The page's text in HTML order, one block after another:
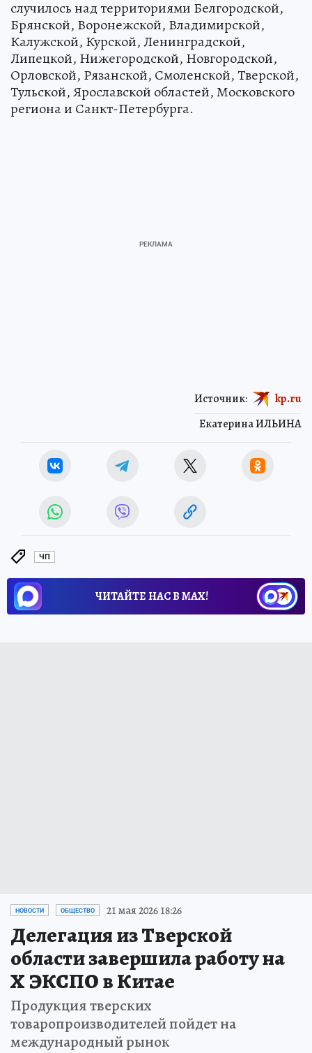
случилось над территориями Белгородской,
Брянской, Воронежской, Владимирской,
Калужской, Курской, Ленинградской,
Липецкой, Нижегородской, Новгородской,
Орловской, Рязанской, Смоленской, Тверской,
Тульской, Ярославской областей, Московского
региона и Санкт-Петербурга.
Екатерина ИЛЬИНА
Источник: kp.ru
ЧП
ЧИТАЙТЕ НАС В МАХ!
НОВОСТИ ОБЩЕСТВО 21 мая 2026 18:26
Делегация из Тверской
области завершила работу на
Х ЭКСПО в Китае
Продукция тверских
товаропроизводителей пойдет на
международный рынок